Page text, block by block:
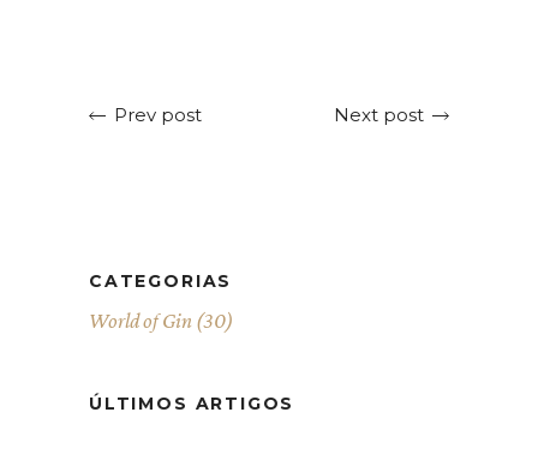
Prev post Next post
CATEGORIAS
World of Gin (30)
ÚLTIMOS ARTIGOS